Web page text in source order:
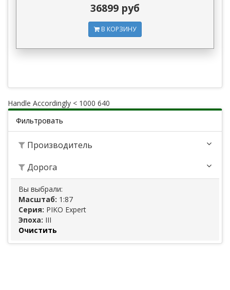
36899 руб
В КОРЗИНУ
Handle Accordingly < 1000 640
Фильтровать
Производитель
Дорога
Вы выбрали:
Масштаб: 1:87
Серия: PIKO Expert
Эпоха: III
Очистить